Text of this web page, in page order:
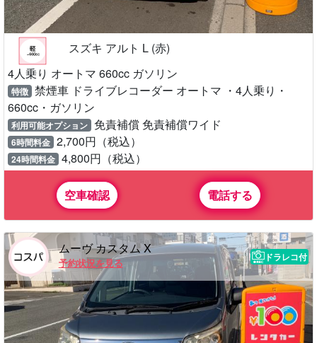
スズキ アルト L (赤)
4人乗り オートマ 660cc ガソリン
特徴 禁煙車 ドライブレコーダー オートマ ・4人乗り・
660cc・ガソリン
利用可能オプション 免責補償 免責補償ワイド
6時間料金 2,700円（税込）
24時間料金 4,800円（税込）
空車確認 電話する
ムーヴ カスタム X
予約状況を見る
ドラレコ付